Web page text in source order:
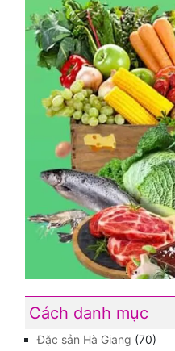
Cách danh mục
Đặc sản Hà Giang (70)